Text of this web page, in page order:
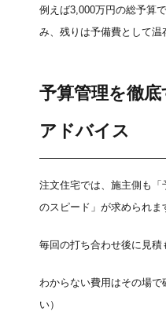
例えば3,000万円の総予算
み、残りは予備費として温
予算管理を徹
アドバイス
注文住宅では、施主側も
のスピード」が求められま
毎回の打ち合わせ後に見
わからない費用はその場
い）